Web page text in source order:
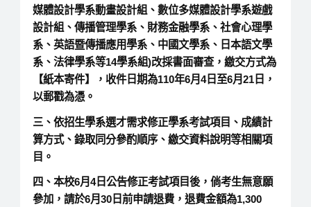
媒體設計學系動畫設計組、數位多媒體設計學系遊戲
設計組、傳播管理學系、財務金融學系、社會心理學
系、英語暨傳播應用學系、中國文學系、日本語文學
系、法律學系等14學系組)改採書面審查，繳交方式為
【紙本寄件】，收件日期為110年6月4日至6月21日，
以郵戳為憑。
三、依招生學系選才需求修正學系考試項目、成績計
算方式、錄取同分參酌順序、繳交資料說明等相關項
目。
四、本校6月4日公告修正考試項目後，倘考生無意願
參加，請於6月30日前申請退費，退費金額為1,300